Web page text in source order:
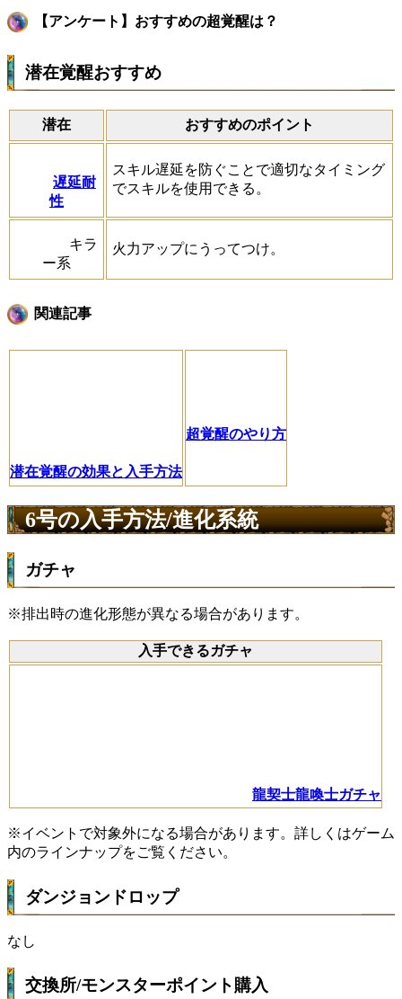
【アンケート】おすすめの超覚醒は？
潜在覚醒おすすめ
潜在 おすすめのポイント
遅延耐
性
スキル遅延を防ぐことで適切なタイミング
でスキルを使用できる。
キラ
ー系
火力アップにうってつけ。
関連記事
潜在覚醒の効果と入手方法
超覚醒のやり方
6号の入手方法/進化系統
ガチャ
※排出時の進化形態が異なる場合があります。
入手できるガチャ
龍契士龍喚士ガチャ
※イベントで対象外になる場合があります。詳しくはゲーム
内のラインナップをご覧ください。
ダンジョンドロップ
なし
交換所/モンスターポイント購入